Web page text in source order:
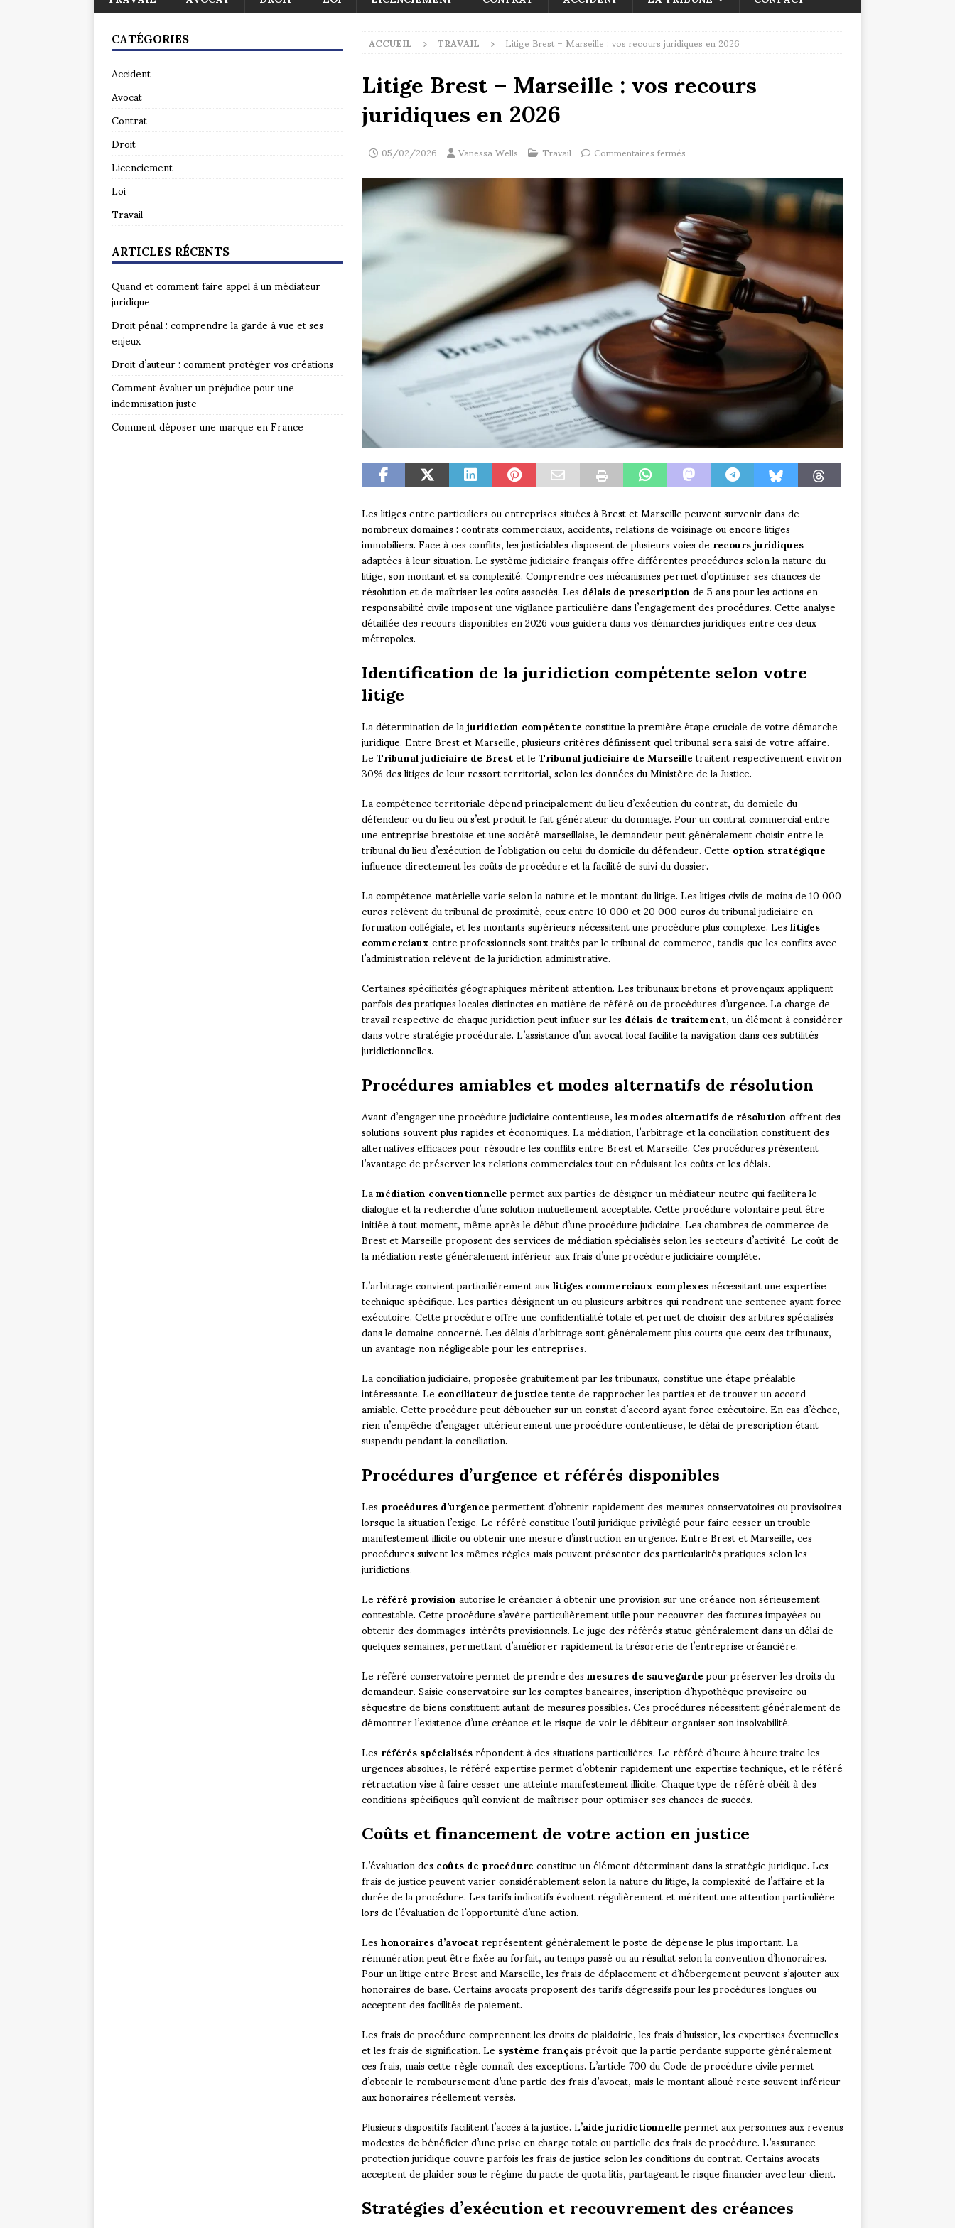
ACCUEIL TRAVAIL Litige Brest – Marseille : vos recours juridiques en 2026
Litige Brest – Marseille : vos recours
juridiques en 2026
05/02/2026 Vanessa Wells Travail Commentaires fermés
Les litiges entre particuliers ou entreprises situées à Brest et Marseille peuvent survenir dans de
nombreux domaines : contrats commerciaux, accidents, relations de voisinage ou encore litiges
immobiliers. Face à ces conflits, les justiciables disposent de plusieurs voies derecours juridiques
adaptées à leur situation. Le système judiciaire français offre différentes procédures selon la nature du
litige, son montant et sa complexité. Comprendre ces mécanismes permet d’optimiser ses chances de
résolution et de maîtriser les coûts associés. Lesdélais de prescriptionde 5 ans pour les actions en
responsabilité civile imposent une vigilance particulière dans l’engagement des procédures. Cette analyse
détaillée des recours disponibles en 2026 vous guidera dans vos démarches juridiques entre ces deux
métropoles.
Identification de la juridiction compétente selon votre
litige
La détermination de lajuridiction compétenteconstitue la première étape cruciale de votre démarche
juridique. Entre Brest et Marseille, plusieurs critères définissent quel tribunal sera saisi de votre affaire.
LeTribunal judiciaire de Brestet leTribunal judiciaire de Marseilletraitent respectivement environ
30% des litiges de leur ressort territorial, selon les données du Ministère de la Justice.
La compétence territoriale dépend principalement du lieu d’exécution du contrat, du domicile du
défendeur ou du lieu où s’est produit le fait générateur du dommage. Pour un contrat commercial entre
une entreprise brestoise et une société marseillaise, le demandeur peut généralement choisir entre le
tribunal du lieu d’exécution de l’obligation ou celui du domicile du défendeur. Cetteoption stratégique
influence directement les coûts de procédure et la facilité de suivi du dossier.
La compétence matérielle varie selon la nature et le montant du litige. Les litiges civils de moins de 10 000
euros relèvent du tribunal de proximité, ceux entre 10 000 et 20 000 euros du tribunal judiciaire en
formation collégiale, et les montants supérieurs nécessitent une procédure plus complexe. Leslitiges
commerciauxentre professionnels sont traités par le tribunal de commerce, tandis que les conflits avec
l’administration relèvent de la juridiction administrative.
Certaines spécificités géographiques méritent attention. Les tribunaux bretons et provençaux appliquent
parfois des pratiques locales distinctes en matière de référé ou de procédures d’urgence. La charge de
travail respective de chaque juridiction peut influer sur lesdélais de traitement, un élément à considérer
dans votre stratégie procédurale. L’assistance d’un avocat local facilite la navigation dans ces subtilités
juridictionnelles.
Procédures amiables et modes alternatifs de résolution
Avant d’engager une procédure judiciaire contentieuse, lesmodes alternatifs de résolutionoffrent des
solutions souvent plus rapides et économiques. La médiation, l’arbitrage et la conciliation constituent des
alternatives efficaces pour résoudre les conflits entre Brest et Marseille. Ces procédures présentent
l’avantage de préserver les relations commerciales tout en réduisant les coûts et les délais.
Lamédiation conventionnellepermet aux parties de désigner un médiateur neutre qui facilitera le
dialogue et la recherche d’une solution mutuellement acceptable. Cette procédure volontaire peut être
initiée à tout moment, même après le début d’une procédure judiciaire. Les chambres de commerce de
Brest et Marseille proposent des services de médiation spécialisés selon les secteurs d’activité. Le coût de
la médiation reste généralement inférieur aux frais d’une procédure judiciaire complète.
L’arbitrage convient particulièrement auxlitiges commerciaux complexesnécessitant une expertise
technique spécifique. Les parties désignent un ou plusieurs arbitres qui rendront une sentence ayant force
exécutoire. Cette procédure offre une confidentialité totale et permet de choisir des arbitres spécialisés
dans le domaine concerné. Les délais d’arbitrage sont généralement plus courts que ceux des tribunaux,
un avantage non négligeable pour les entreprises.
La conciliation judiciaire, proposée gratuitement par les tribunaux, constitue une étape préalable
intéressante. Leconciliateur de justicetente de rapprocher les parties et de trouver un accord
amiable. Cette procédure peut déboucher sur un constat d’accord ayant force exécutoire. En cas d’échec,
rien n’empêche d’engager ultérieurement une procédure contentieuse, le délai de prescription étant
suspendu pendant la conciliation.
Procédures d’urgence et référés disponibles
Lesprocédures d’urgencepermettent d’obtenir rapidement des mesures conservatoires ou provisoires
lorsque la situation l’exige. Le référé constitue l’outil juridique privilégié pour faire cesser un trouble
manifestement illicite ou obtenir une mesure d’instruction en urgence. Entre Brest et Marseille, ces
procédures suivent les mêmes règles mais peuvent présenter des particularités pratiques selon les
juridictions.
Leréféré provisionautorise le créancier à obtenir une provision sur une créance non sérieusement
contestable. Cette procédure s’avère particulièrement utile pour recouvrer des factures impayées ou
obtenir des dommages-intérêts provisionnels. Le juge des référés statue généralement dans un délai de
quelques semaines, permettant d’améliorer rapidement la trésorerie de l’entreprise créancière.
Le référé conservatoire permet de prendre desmesures de sauvegardepour préserver les droits du
demandeur. Saisie conservatoire sur les comptes bancaires, inscription d’hypothèque provisoire ou
séquestre de biens constituent autant de mesures possibles. Ces procédures nécessitent généralement de
démontrer l’existence d’une créance et le risque de voir le débiteur organiser son insolvabilité.
Lesréférés spécialisésrépondent à des situations particulières. Le référé d’heure à heure traite les
urgences absolues, le référé expertise permet d’obtenir rapidement une expertise technique, et le référé
rétractation vise à faire cesser une atteinte manifestement illicite. Chaque type de référé obéit à des
conditions spécifiques qu’il convient de maîtriser pour optimiser ses chances de succès.
Coûts et financement de votre action en justice
L’évaluation descoûts de procédureconstitue un élément déterminant dans la stratégie juridique. Les
frais de justice peuvent varier considérablement selon la nature du litige, la complexité de l’affaire et la
durée de la procédure. Les tarifs indicatifs évoluent régulièrement et méritent une attention particulière
lors de l’évaluation de l’opportunité d’une action.
Leshonoraires d’avocatreprésentent généralement le poste de dépense le plus important. La
rémunération peut être fixée au forfait, au temps passé ou au résultat selon la convention d’honoraires.
Pour un litige entre Brest and Marseille, les frais de déplacement et d’hébergement peuvent s’ajouter aux
honoraires de base. Certains avocats proposent des tarifs dégressifs pour les procédures longues ou
acceptent des facilités de paiement.
Les frais de procédure comprennent les droits de plaidoirie, les frais d’huissier, les expertises éventuelles
et les frais de signification. Lesystème françaisprévoit que la partie perdante supporte généralement
ces frais, mais cette règle connaît des exceptions. L’article 700 du Code de procédure civile permet
d’obtenir le remboursement d’une partie des frais d’avocat, mais le montant alloué reste souvent inférieur
aux honoraires réellement versés.
Plusieurs dispositifs facilitent l’accès à la justice. L’aide juridictionnellepermet aux personnes aux revenus
modestes de bénéficier d’une prise en charge totale ou partielle des frais de procédure. L’assurance
protection juridique couvre parfois les frais de justice selon les conditions du contrat. Certains avocats
acceptent de plaider sous le régime du pacte de quota litis, partageant le risque financier avec leur client.
Stratégies d’exécution et recouvrement des créances
CATÉGORIES
Accident
Avocat
Contrat
Droit
Licenciement
Loi
Travail
ARTICLES RÉCENTS
Quand et comment faire appel à un médiateur
juridique
Droit pénal : comprendre la garde à vue et ses
enjeux
Droit d’auteur : comment protéger vos créations
Comment évaluer un préjudice pour une
indemnisation juste
Comment déposer une marque en France